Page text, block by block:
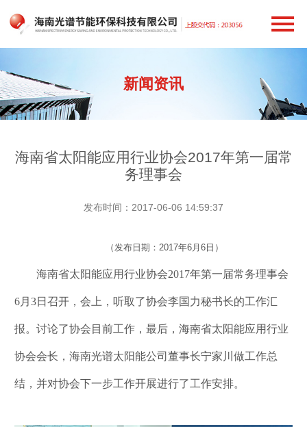
新闻资讯
海南省太阳能应用行业协会2017年第一届常
务理事会
发布时间：2017-06-06 14:59:37
（发布日期：2017年6月6日）
海南省太阳能应用行业协会2017年第一届常务理事会
6月3日召开，会上，听取了协会李国力秘书长的工作汇
报。讨论了协会目前工作，最后，海南省太阳能应用行业
协会会长，海南光谱太阳能公司董事长宁家川做工作总
结，并对协会下一步工作开展进行了工作安排。